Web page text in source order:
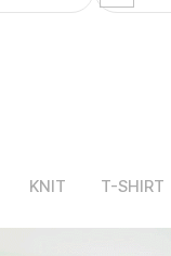
KNIT T-SHIRT